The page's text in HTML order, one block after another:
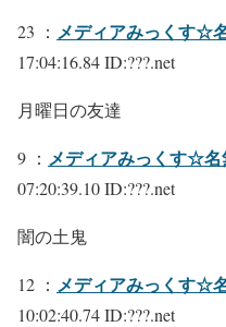
23 ： メディアみっくす☆
17:04:16.84 ID:???.net
月曜日の友達
9 ： メディアみっくす☆名
07:20:39.10 ID:???.net
闇の土鬼
12 ： メディアみっくす☆
10:02:40.74 ID:???.net